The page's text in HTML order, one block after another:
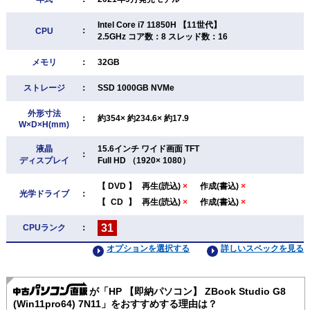
CPU ：
Intel Core i7 11850H 【11世代】
2.5GHz コア数：8 スレッド数：16
メモリ ： 32GB
ストレージ ： SSD 1000GB NVMe
外形寸法
W×D×H(mm)
： 約354× 約234.6× 約17.9
液晶
ディスプレイ
：
15.6インチ ワイド画面 TFT
Full HD （1920× 1080）
光学ドライブ ：
【 DVD 】 再生(読込) × 作成(書込) ×
【 CD 】 再生(読込) × 作成(書込) ×
CPUランク ： 31
詳しいスペックを見る
オプションを選択する
が「HP 【即納パソコン】 ZBook Studio G8
(Win11pro64) 7N11」をおすすめする理由は？